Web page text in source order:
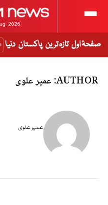
2026
صفحۂ اول تازہ ترین پاکستان دنیا
AUTHOR: عمیر علوی
عمیر علوی